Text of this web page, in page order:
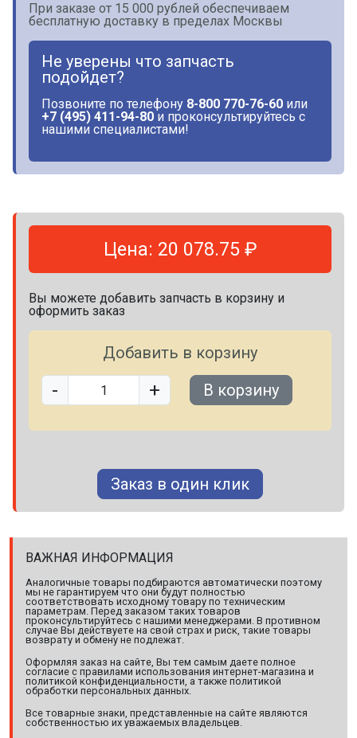
При заказе от 15 000 рублей обеспечиваем
бесплатную доставку в пределах Москвы
Не уверены что запчасть
подойдет?
Позвоните по телефону 8-800 770-76-60 или
+7 (495) 411-94-80 и проконсультируйтесь с
нашими специалистами!
Цена: 20 078.75 ₽
Вы можете добавить запчасть в корзину и
оформить заказ
Добавить в корзину
- + В корзину
Заказ в один клик
ВАЖНАЯ ИНФОРМАЦИЯ
Аналогичные товары подбираются автоматически поэтому
мы не гарантируем что они будут полностью
соответствовать исходному товару по техническим
параметрам. Перед заказом таких товаров
проконсультируйтесь с нашими менеджерами. В противном
случае Вы действуете на свой страх и риск, такие товары
возврату и обмену не подлежат.
Оформляя заказ на сайте, Вы тем самым даете полное
согласие с правилами использования интернет-магазина и
политикой конфиденциальности, а также политикой
обработки персональных данных.
Все товарные знаки, представленные на сайте являются
собственностью их уважаемых владельцев.